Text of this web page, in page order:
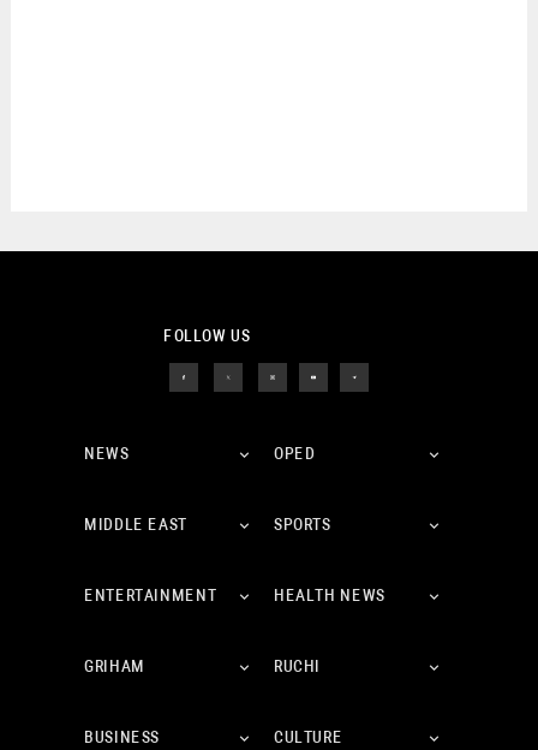
FOLLOW US
NEWS OPED
MIDDLE EAST SPORTS
ENTERTAINMENT HEALTH NEWS
GRIHAM RUCHI
BUSINESS CULTURE